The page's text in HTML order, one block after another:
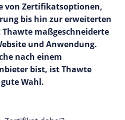
von Zertifikatsoptionen,
bis hin zur erweiterten
maßgeschneiderte
und Anwendung.
nach einem
bist, ist Thawte
Wahl.